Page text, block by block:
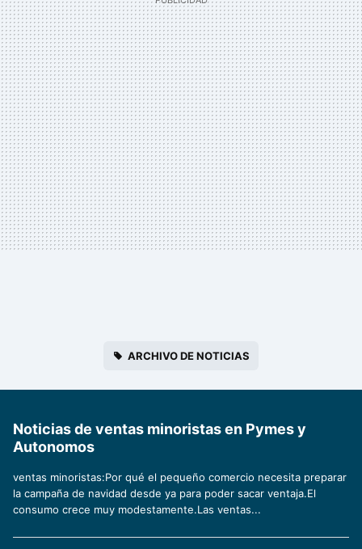
ARCHIVO DE NOTICIAS
Noticias de ventas minoristas en Pymes y
Autonomos
ventas minoristas:Por qué el pequeño comercio necesita preparar
la campaña de navidad desde ya para poder sacar ventaja.El
consumo crece muy modestamente.Las ventas...